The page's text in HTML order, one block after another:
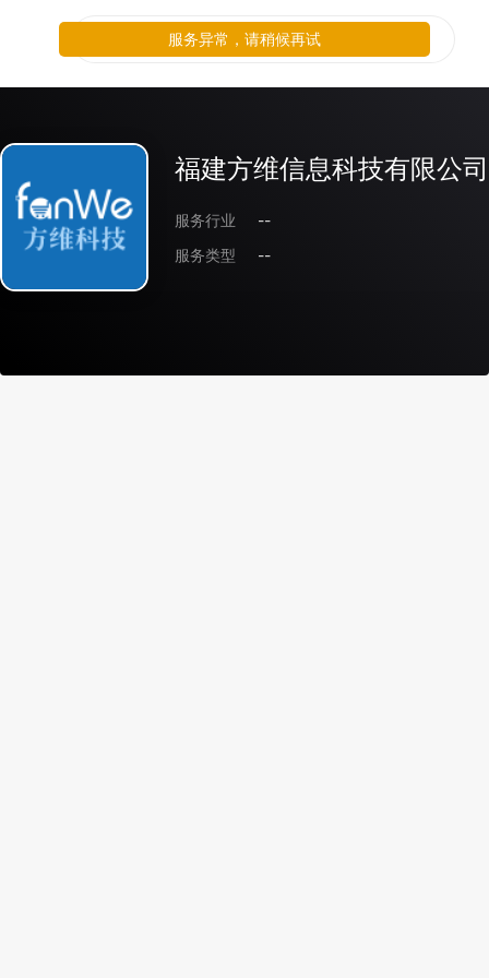
福建方维信息科技有限公司
服务行业
--
服务类型
--
服务异常，请稍候再试